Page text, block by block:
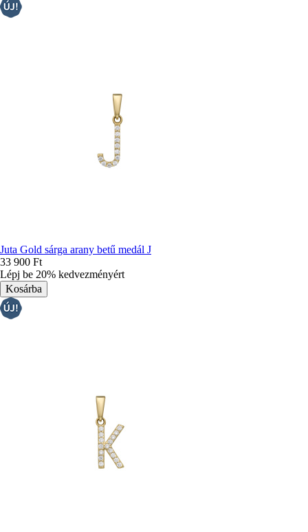
Juta Gold sárga arany betű medál J
33 900 Ft
Lépj be 20% kedvezményért